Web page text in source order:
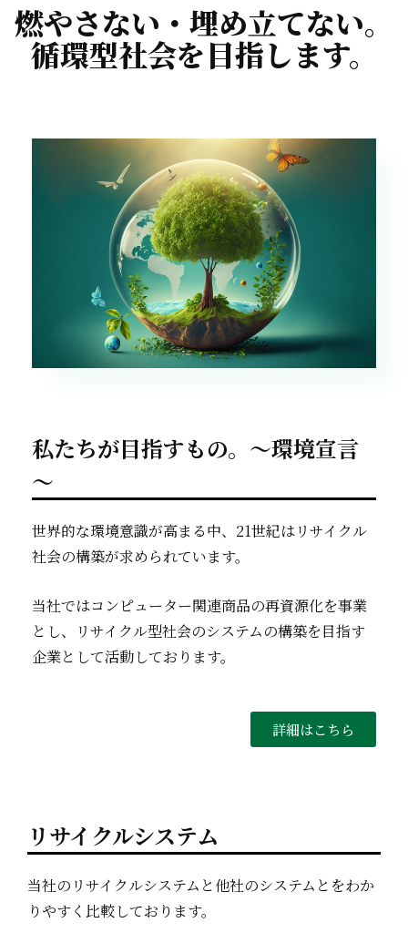
燃やさない・埋め立てない。
循環型社会を目指します。
私たちが目指すもの。～環境宣言
～
世界的な環境意識が高まる中、21世紀はリサイクル
社会の構築が求められています。
当社ではコンピューター関連商品の再資源化を事業
とし、リサイクル型社会のシステムの構築を目指す
企業として活動しております。
詳細はこちら
リサイクルシステム
当社のリサイクルシステムと他社のシステムとをわか
りやすく比較しております。